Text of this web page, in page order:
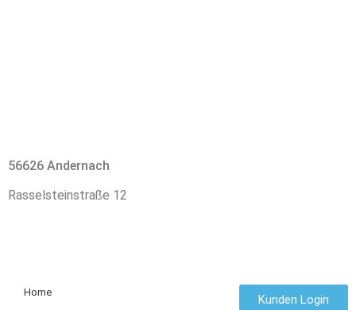
56626 Andernach
Rasselsteinstraße 12
Home
Kunden Login